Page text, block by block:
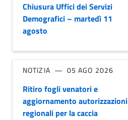
Chiusura Uffici dei Servizi
Demografici – martedì 11
agosto
NOTIZIA 05 AGO 2026
Ritiro fogli venatori e
aggiornamento autorizzazioni
regionali per la caccia